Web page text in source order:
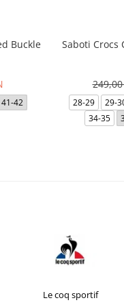
Buckle
41-42
Saboti Crocs
28-29 29-
34-35
Le coq sportif